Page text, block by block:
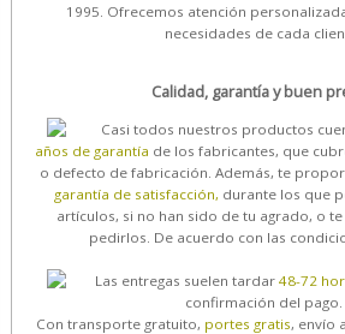
1995. Ofrecemos atención
necesidades de cada
Calidad, garantía y buen
Casi todos nuestros productos
años de garantía de los fabricantes, que
o defecto de fabricación. Además, te
garantía de satisfacción, durante los que
artículos, si no han sido de tu agrado, o
pedirlos. De acuerdo con las
Las entregas suelen tardar48-72
confirmación del pago.
Con transporte gratuito, portes gratis, envío